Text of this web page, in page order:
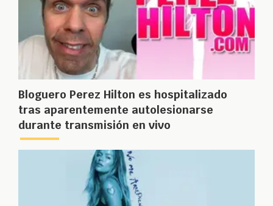
Bloguero Perez Hilton es hospitalizado
tras aparentemente autolesionarse
durante transmisión en vivo